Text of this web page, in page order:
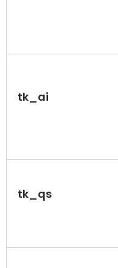
tk_ai
tk_qs